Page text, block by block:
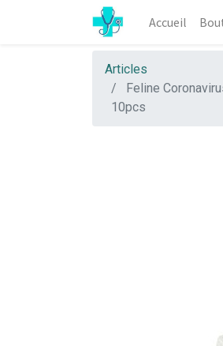
Accueil
Articles
Feline
10pcs